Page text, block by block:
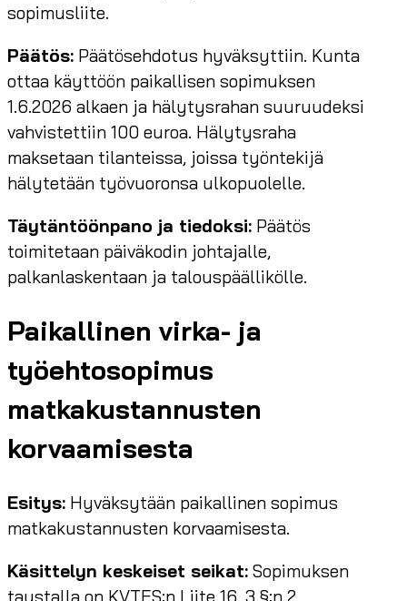
sopimusliite.
Päätös: Päätösehdotus hyväksyttiin. Kunta
ottaa käyttöön paikallisen sopimuksen
1.6.2026 alkaen ja hälytysrahan suuruudeksi
vahvistettiin 100 euroa. Hälytysraha
maksetaan tilanteissa, joissa työntekijä
hälytetään työvuoronsa ulkopuolelle.
Täytäntöönpano ja tiedoksi: Päätös
toimitetaan päiväkodin johtajalle,
palkanlaskentaan ja talouspäällikölle.
Paikallinen virka- ja
työehtosopimus
matkakustannusten
korvaamisesta
Esitys: Hyväksytään paikallinen sopimus
matkakustannusten korvaamisesta.
Käsittelyn keskeiset seikat: Sopimuksen
taustalla on KVTES:n Liite 16, 3 §:n 2